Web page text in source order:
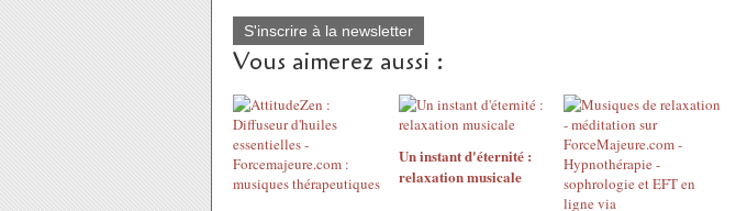
S'inscrire à la newsletter
Vous aimerez aussi :
Un instant d'éternité :
relaxation musicale